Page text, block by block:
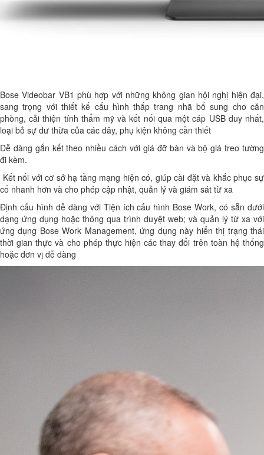
Bose Videobar VB1 phù hợp với những không gian hội nghị hiện đại,
sang trọng với thiết kế cấu hình thấp trang nhã bổ sung cho căn
phòng, cải thiện tính thẩm mỹ và kết nối qua một cáp USB duy nhất,
loại bỏ sự dư thừa của các dây, phụ kiện không cần thiết
Dễ dàng gắn kết theo nhiều cách với giá đỡ bàn và bộ giá treo tường
đi kèm.
Kết nối với cơ sở hạ tầng mạng hiện có, giúp cài đặt và khắc phục sự
cố nhanh hơn và cho phép cập nhật, quản lý và giám sát từ xa
Định cấu hình dễ dàng với Tiện ích cấu hình Bose Work, có sẵn dưới
dạng ứng dụng hoặc thông qua trình duyệt web; và quản lý từ xa với
ứng dụng Bose Work Management, ứng dụng này hiển thị trạng thái
thời gian thực và cho phép thực hiện các thay đổi trên toàn hệ thống
hoặc đơn vị dễ dàng